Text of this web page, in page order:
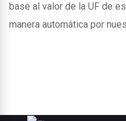
base al valor de la UF de
manera automática por